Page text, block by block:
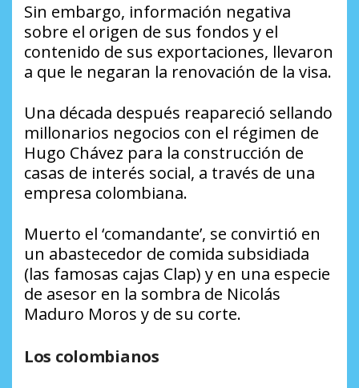
Sin embargo, información negativa
sobre el origen de sus fondos y el
contenido de sus exportaciones, llevaron
a que le negaran la renovación de la visa.
Una década después reapareció sellando
millonarios negocios con el régimen de
Hugo Chávez para la construcción de
casas de interés social, a través de una
empresa colombiana.
Muerto el ‘comandante’, se convirtió en
un abastecedor de comida subsidiada
(las famosas cajas Clap) y en una especie
de asesor en la sombra de Nicolás
Maduro Moros y de su corte.
Los colombianos